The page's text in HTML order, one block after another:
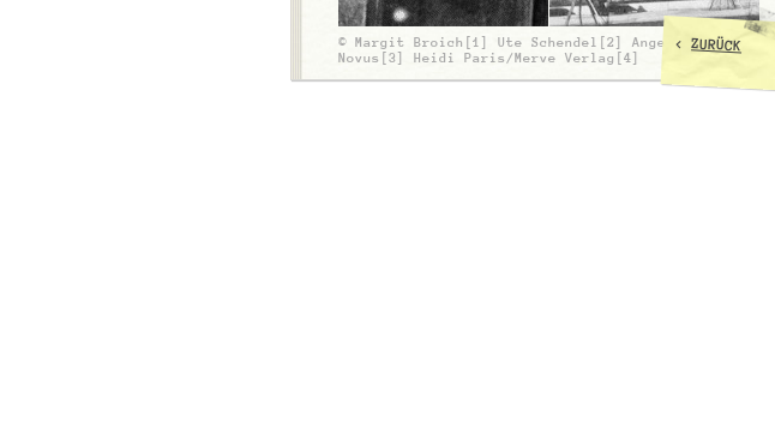
© Margit Broich[1] Ute Schendel[2] Angelus
Novus[3] Heidi Paris/Merve Verlag[4]
<ZURÜCK